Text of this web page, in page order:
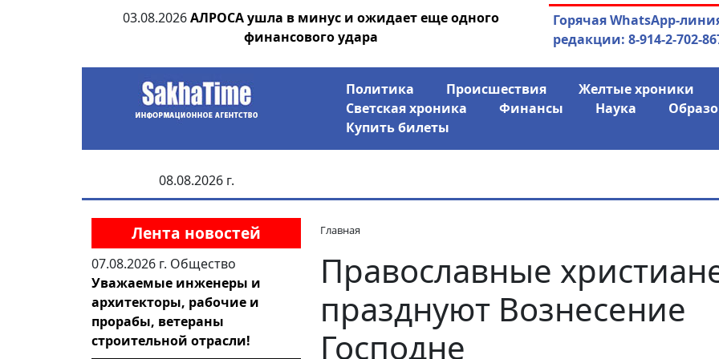
03.08.2026 АЛРОСА ушла в минус и ожидает еще одного
финансового удара
04.08.2026Маринычев у
Горячая WhatsApp-
редакции: 8-914-2-702-
Политика Происшествия Желтые хроники
Светская хроника
Финансы Наука
Купить билеты
08.08.2026 г.
Лента новостей
07.08.2026 г. Общество
Уважаемые инженеры и
архитекторы, рабочие и
прорабы, ветераны
строительной отрасли!
Главная
Православные
празднуют Вознесение
Господне